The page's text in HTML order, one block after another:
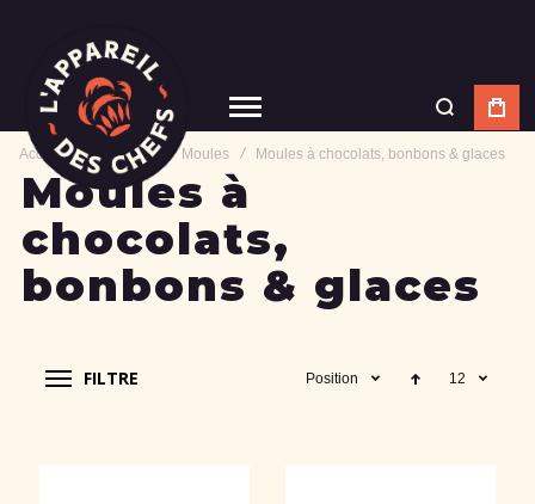
Accueil Matériel Moules Moules à chocolats, bonbons & glaces
Moules à
chocolats,
bonbons & glaces
FILTRE Position 12